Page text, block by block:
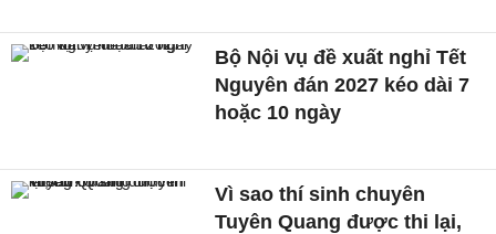
Bộ Nội vụ đề xuất nghỉ Tết
Nguyên đán 2027 kéo dài 7
hoặc 10 ngày
Vì sao thí sinh chuyên
Tuyên Quang được thi lại,